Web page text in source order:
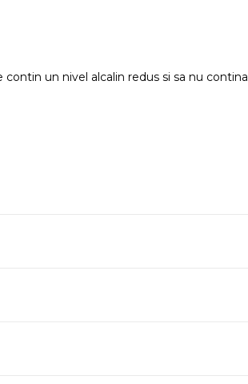
un nivel alcalin redus si sa nu contina